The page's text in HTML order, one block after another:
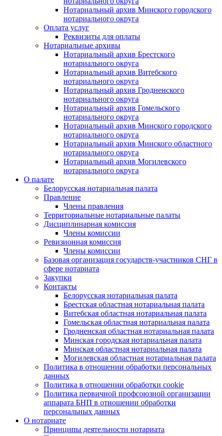
Нотариальный архив Минского городского
нотариального округа
Оплата услуг
Реквизиты для оплаты
Нотариальные архивы
Нотариальный архив Брестского
нотариального округа
Нотариальный архив Витебского
нотариального округа
Нотариальный архив Гродненского
нотариального округа
Нотариальный архив Гомельского
нотариального округа
Нотариальный архив Минского городского
нотариального округа
Нотариальный архив Минского областного
нотариального округа
Нотариальный архив Могилевского
нотариального округа
О палате
Белорусская нотариальная палата
Правление
Члены правления
Территориальные нотариальные палаты
Дисциплинарная комиссия
Члены комиссии
Ревизионная комиссия
Члены комиссии
Базовая организация государств-участников СНГ в
сфере нотариата
Закупки
Контакты
Белорусская нотариальная палата
Брестская областная нотариальная палата
Витебская областная нотариальная палата
Гомельская областная нотариальная палата
Гродненская областная нотариальная палата
Минская городская нотариальная палата
Минская областная нотариальная палата
Могилевская областная нотариальная палата
Политика в отношении обработки персональных
данных
Политика в отношении обработки cookie
Политика первичной профсоюзной организации
аппарата БНП в отношении обработки
персональных данных
О нотариате
Принципы деятельности нотариата